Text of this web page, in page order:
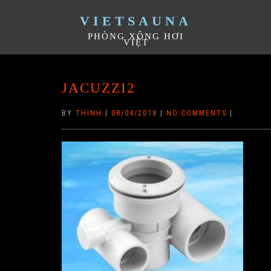
VIETSAUNA
PHÒNG XÔNG HƠI
VIỆT
JACUZZI2
BY THINH 08/04/2018 NO COMMENTS